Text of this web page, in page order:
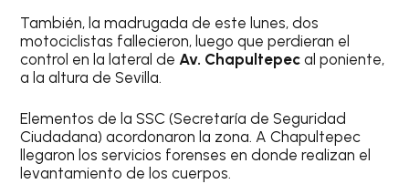
También, la madrugada de este lunes, dos
motociclistas fallecieron, luego que perdieran el
control en la lateral de Av. Chapultepecal poniente,
a la altura de Sevilla.
Elementos de la SSC (Secretaría de Seguridad
Ciudadana) acordonaron la zona. A Chapultepec
llegaron los servicios forenses en donde realizan el
levantamiento de los cuerpos.